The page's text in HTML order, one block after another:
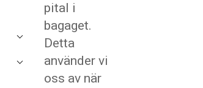
pital i
bagaget.
Detta
använder vi
oss av när